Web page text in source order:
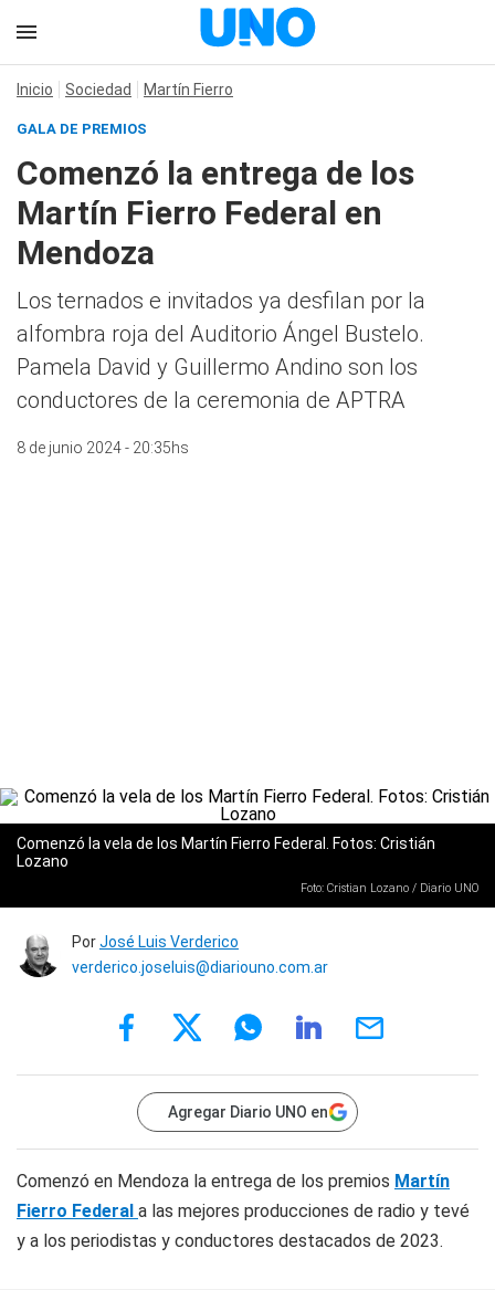
Inicio Sociedad Martín Fierro
GALA DE PREMIOS
Comenzó la entrega de los
Martín Fierro Federal en
Mendoza
Los ternados e invitados ya desfilan por la
alfombra roja del Auditorio Ángel Bustelo.
Pamela David y Guillermo Andino son los
conductores de la ceremonia de APTRA
8 de junio 2024 - 20:35hs
Comenzó la vela de los Martín Fierro Federal. Fotos: Cristián
Lozano
Foto: Cristian Lozano / Diario UNO
PorJosé Luis Verderico
verderico.joseluis@diariouno.com.ar
Agregar Diario UNO en
Comenzó en Mendoza la entrega de los premios Martín
Fierro Federal a las mejores producciones de radio y tevé
y a los periodistas y conductores destacados de 2023.